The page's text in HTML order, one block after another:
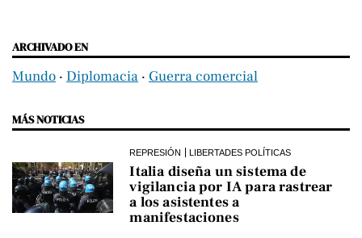
ARCHIVADO EN
Mundo ‧ Diplomacia ‧ Guerra comercial
MÁS NOTICIAS
REPRESIÓN LIBERTADES POLÍTICAS
Italia diseña un sistema de
vigilancia por IA para rastrear
a los asistentes a
manifestaciones